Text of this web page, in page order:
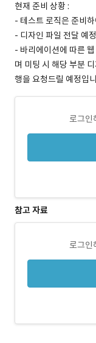
현재 준비 상황 :
- 테스트 로직은 준비
- 디자인 파일 전달 예
- 바리에이션에 따른
며 미팅 시 해당 부분
행을 요청드릴 예정입
로그인
참고 자료
로그인